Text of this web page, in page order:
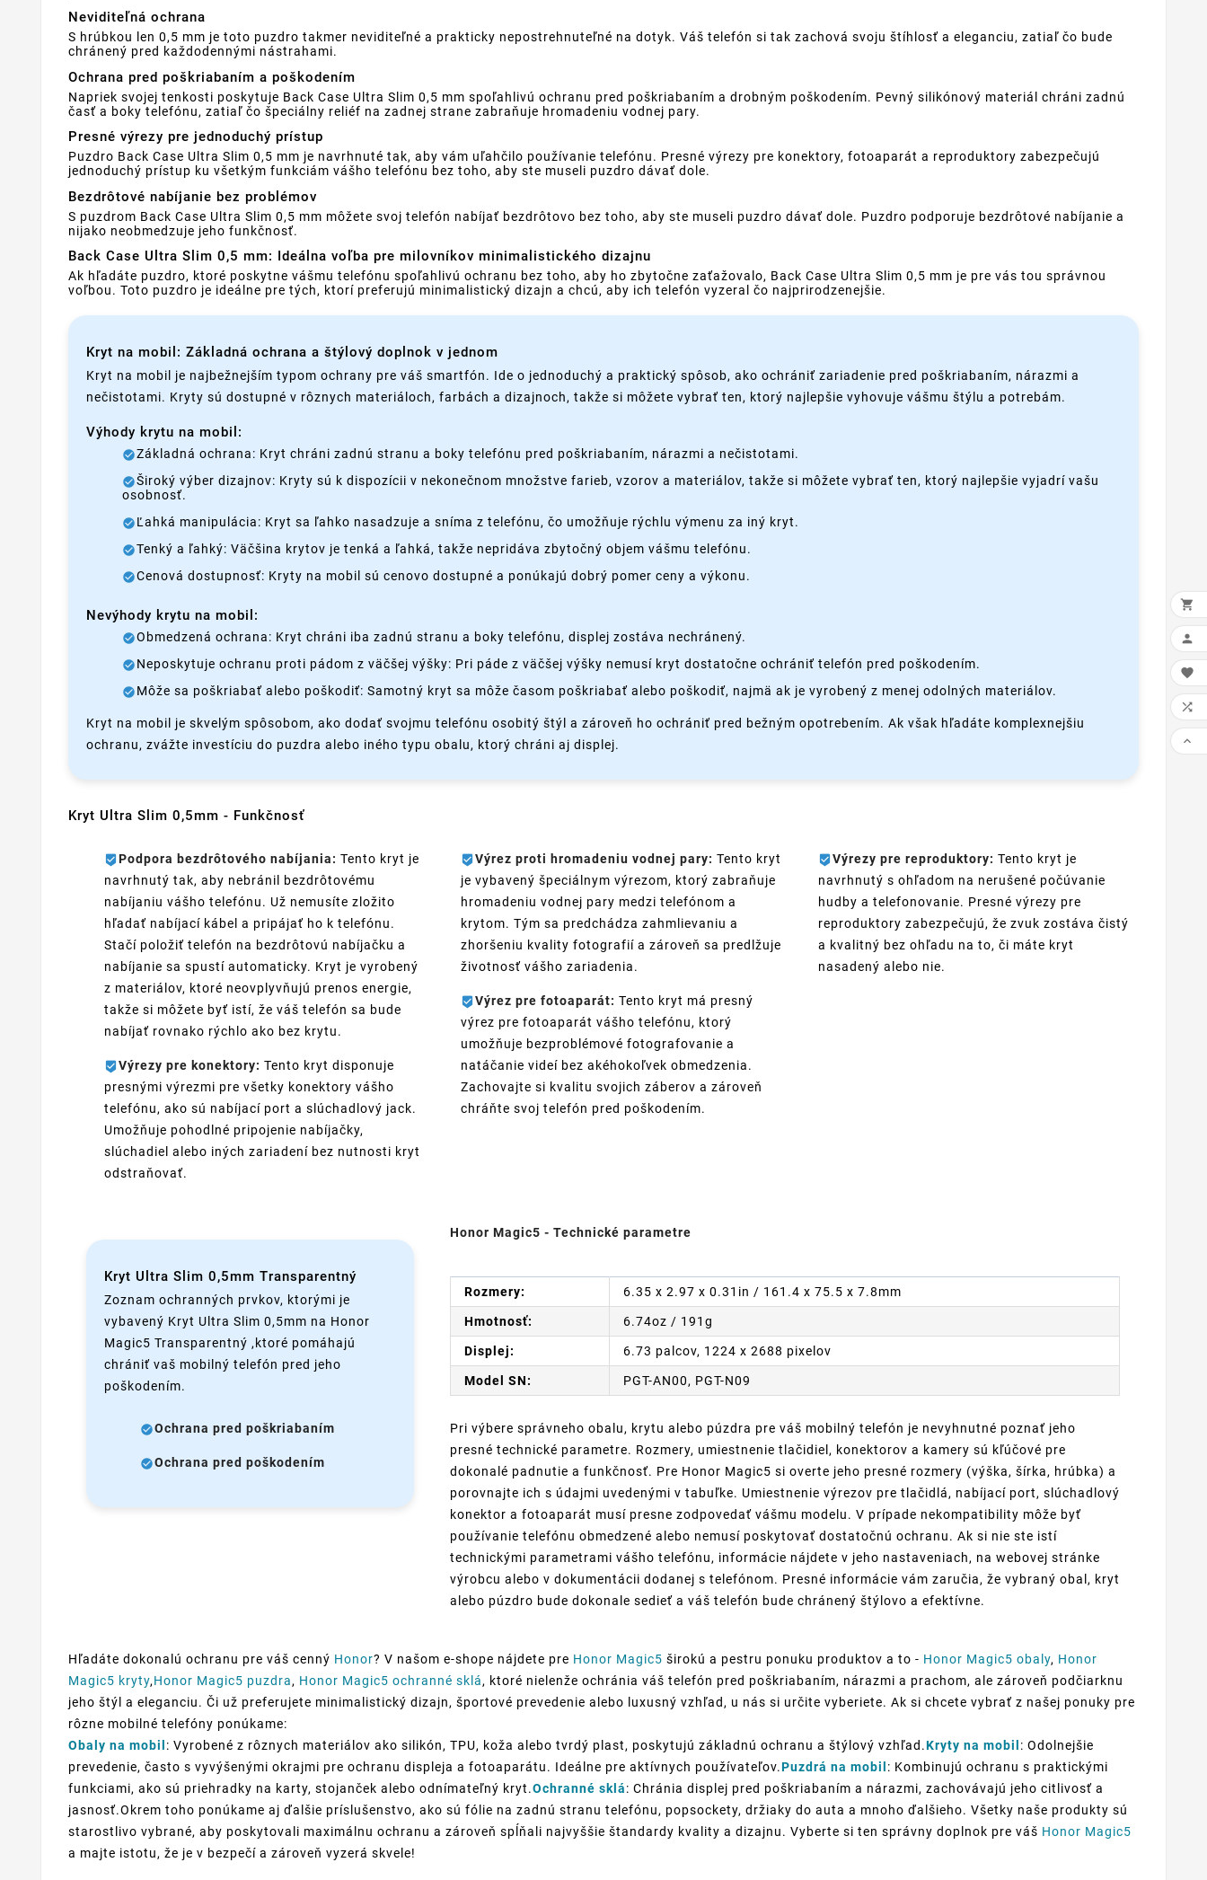
Neviditeľná ochrana
S hrúbkou len 0,5 mm je toto puzdro takmer neviditeľné a prakticky nepostrehnuteľné na dotyk. Váš telefón si tak zachová svoju štíhlosť a eleganciu, zatiaľ čo bude
chránený pred každodennými nástrahami.
Ochrana pred poškriabaním a poškodením
Napriek svojej tenkosti poskytuje Back Case Ultra Slim 0,5 mm spoľahlivú ochranu pred poškriabaním a drobným poškodením. Pevný silikónový materiál chráni zadnú
časť a boky telefónu, zatiaľ čo špeciálny reliéf na zadnej strane zabraňuje hromadeniu vodnej pary.
Presné výrezy pre jednoduchý prístup
Puzdro Back Case Ultra Slim 0,5 mm je navrhnuté tak, aby vám uľahčilo používanie telefónu. Presné výrezy pre konektory, fotoaparát a reproduktory zabezpečujú
jednoduchý prístup ku všetkým funkciám vášho telefónu bez toho, aby ste museli puzdro dávať dole.
Bezdrôtové nabíjanie bez problémov
S puzdrom Back Case Ultra Slim 0,5 mm môžete svoj telefón nabíjať bezdrôtovo bez toho, aby ste museli puzdro dávať dole. Puzdro podporuje bezdrôtové nabíjanie a
nijako neobmedzuje jeho funkčnosť.
Back Case Ultra Slim 0,5 mm: Ideálna voľba pre milovníkov minimalistického dizajnu
Ak hľadáte puzdro, ktoré poskytne vášmu telefónu spoľahlivú ochranu bez toho, aby ho zbytočne zaťažovalo, Back Case Ultra Slim 0,5 mm je pre vás tou správnou
voľbou. Toto puzdro je ideálne pre tých, ktorí preferujú minimalistický dizajn a chcú, aby ich telefón vyzeral čo najprirodzenejšie.
Kryt na mobil: Základná ochrana a štýlový doplnok v jednom
Kryt na mobil je najbežnejším typom ochrany pre váš smartfón. Ide o jednoduchý a praktický spôsob, ako ochrániť zariadenie pred poškriabaním, nárazmi a
nečistotami. Kryty sú dostupné v rôznych materiáloch, farbách a dizajnoch, takže si môžete vybrať ten, ktorý najlepšie vyhovuje vášmu štýlu a potrebám.
Výhody krytu na mobil:
Základná ochrana: Kryt chráni zadnú stranu a boky telefónu pred poškriabaním, nárazmi a nečistotami.
Široký výber dizajnov: Kryty sú k dispozícii v nekonečnom množstve farieb, vzorov a materiálov, takže si môžete vybrať ten, ktorý najlepšie vyjadrí vašu
osobnosť.
Ľahká manipulácia: Kryt sa ľahko nasadzuje a sníma z telefónu, čo umožňuje rýchlu výmenu za iný kryt.
Tenký a ľahký: Väčšina krytov je tenká a ľahká, takže nepridáva zbytočný objem vášmu telefónu.
Cenová dostupnosť: Kryty na mobil sú cenovo dostupné a ponúkajú dobrý pomer ceny a výkonu.
Nevýhody krytu na mobil:
Obmedzená ochrana: Kryt chráni iba zadnú stranu a boky telefónu, displej zostáva nechránený.
Neposkytuje ochranu proti pádom z väčšej výšky: Pri páde z väčšej výšky nemusí kryt dostatočne ochrániť telefón pred poškodením.
Môže sa poškriabať alebo poškodiť: Samotný kryt sa môže časom poškriabať alebo poškodiť, najmä ak je vyrobený z menej odolných materiálov.
Kryt na mobil je skvelým spôsobom, ako dodať svojmu telefónu osobitý štýl a zároveň ho ochrániť pred bežným opotrebením. Ak však hľadáte komplexnejšiu
ochranu, zvážte investíciu do puzdra alebo iného typu obalu, ktorý chráni aj displej.
Kryt Ultra Slim 0,5mm - Funkčnosť
Podpora bezdrôtového nabíjania: Tento kryt je
navrhnutý tak, aby nebránil bezdrôtovému
nabíjaniu vášho telefónu. Už nemusíte zložito
hľadať nabíjací kábel a pripájať ho k telefónu.
Stačí položiť telefón na bezdrôtovú nabíjačku a
nabíjanie sa spustí automaticky. Kryt je vyrobený
z materiálov, ktoré neovplyvňujú prenos energie,
takže si môžete byť istí, že váš telefón sa bude
nabíjať rovnako rýchlo ako bez krytu.
Výrezy pre konektory: Tento kryt disponuje
presnými výrezmi pre všetky konektory vášho
telefónu, ako sú nabíjací port a slúchadlový jack.
Umožňuje pohodlné pripojenie nabíjačky,
slúchadiel alebo iných zariadení bez nutnosti kryt
odstraňovať.
Výrez proti hromadeniu vodnej pary: Tento kryt
je vybavený špeciálnym výrezom, ktorý zabraňuje
hromadeniu vodnej pary medzi telefónom a
krytom. Tým sa predchádza zahmlievaniu a
zhoršeniu kvality fotografií a zároveň sa predlžuje
životnosť vášho zariadenia.
Výrez pre fotoaparát: Tento kryt má presný
výrez pre fotoaparát vášho telefónu, ktorý
umožňuje bezproblémové fotografovanie a
natáčanie videí bez akéhokoľvek obmedzenia.
Zachovajte si kvalitu svojich záberov a zároveň
chráňte svoj telefón pred poškodením.
Výrezy pre reproduktory: Tento kryt je
navrhnutý s ohľadom na nerušené počúvanie
hudby a telefonovanie. Presné výrezy pre
reproduktory zabezpečujú, že zvuk zostáva čistý
a kvalitný bez ohľadu na to, či máte kryt
nasadený alebo nie.
Kryt Ultra Slim 0,5mm Transparentný
Zoznam ochranných prvkov, ktorými je
vybavený Kryt Ultra Slim 0,5mm na Honor
Magic5 Transparentný ,ktoré pomáhajú
chrániť vaš mobilný telefón pred jeho
poškodením.
Ochrana pred poškriabaním
Ochrana pred poškodením
Honor Magic5 - Technické parametre
Rozmery: 6.35 x 2.97 x 0.31in / 161.4 x 75.5 x 7.8mm
Hmotnosť: 6.74oz / 191g
Displej: 6.73 palcov, 1224 x 2688 pixelov
Model SN: PGT-AN00, PGT-N09
Pri výbere správneho obalu, krytu alebo púzdra pre váš mobilný telefón je nevyhnutné poznať jeho
presné technické parametre. Rozmery, umiestnenie tlačidiel, konektorov a kamery sú kľúčové pre
dokonalé padnutie a funkčnosť. Pre Honor Magic5 si overte jeho presné rozmery (výška, šírka, hrúbka) a
porovnajte ich s údajmi uvedenými v tabuľke. Umiestnenie výrezov pre tlačidlá, nabíjací port, slúchadlový
konektor a fotoaparát musí presne zodpovedať vášmu modelu. V prípade nekompatibility môže byť
používanie telefónu obmedzené alebo nemusí poskytovať dostatočnú ochranu. Ak si nie ste istí
technickými parametrami vášho telefónu, informácie nájdete v jeho nastaveniach, na webovej stránke
výrobcu alebo v dokumentácii dodanej s telefónom. Presné informácie vám zaručia, že vybraný obal, kryt
alebo púzdro bude dokonale sedieť a váš telefón bude chránený štýlovo a efektívne.
Hľadáte dokonalú ochranu pre váš cenný Honor? V našom e-shope nájdete pre Honor Magic5 širokú a pestru ponuku produktov a to - Honor Magic5 obaly, Honor
Magic5 kryty,Honor Magic5 puzdra, Honor Magic5 ochranné sklá, ktoré nielenže ochránia váš telefón pred poškriabaním, nárazmi a prachom, ale zároveň podčiarknu
jeho štýl a eleganciu. Či už preferujete minimalistický dizajn, športové prevedenie alebo luxusný vzhľad, u nás si určite vyberiete. Ak si chcete vybrať z našej ponuky pre
rôzne mobilné telefóny ponúkame:
Obaly na mobil : Vyrobené z rôznych materiálov ako silikón, TPU, koža alebo tvrdý plast, poskytujú základnú ochranu a štýlový vzhľad.Kryty na mobil : Odolnejšie
prevedenie, často s vyvýšenými okrajmi pre ochranu displeja a fotoaparátu. Ideálne pre aktívnych používateľov.Puzdrá na mobil : Kombinujú ochranu s praktickými
funkciami, ako sú priehradky na karty, stojanček alebo odnímateľný kryt.Ochranné sklá: Chránia displej pred poškriabaním a nárazmi, zachovávajú jeho citlivosť a
jasnosť.Okrem toho ponúkame aj ďalšie príslušenstvo, ako sú fólie na zadnú stranu telefónu, popsockety, držiaky do auta a mnoho ďalšieho. Všetky naše produkty sú
starostlivo vybrané, aby poskytovali maximálnu ochranu a zároveň spĺňali najvyššie štandardy kvality a dizajnu. Vyberte si ten správny doplnok pre váš Honor Magic5
a majte istotu, že je v bezpečí a zároveň vyzerá skvele!




